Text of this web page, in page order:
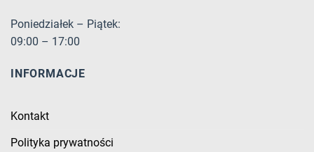
Poniedziałek – Piątek:
09:00 – 17:00
INFORMACJE
Kontakt
Polityka prywatności